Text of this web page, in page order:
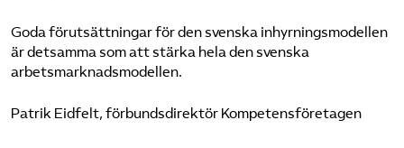
Goda förutsättningar för den svenska inhyrningsmodellen
är detsamma som att stärka hela den svenska
arbetsmarknadsmodellen.
Patrik Eidfelt, förbundsdirektör Kompetensföretagen